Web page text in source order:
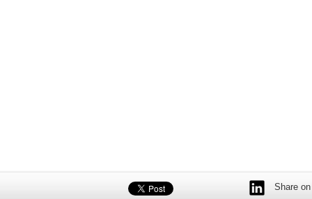
Share